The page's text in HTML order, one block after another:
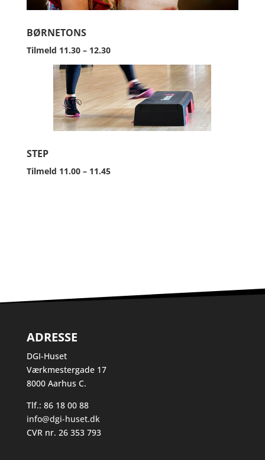
BØRNETONS
Tilmeld 11.30 – 12.30
STEP
Tilmeld 11.00 – 11.45
ADRESSE
DGI-Huset
Værkmestergade 17
8000 Aarhus C.
Tlf.: 86 18 00 88
info@dgi-huset.dk
CVR nr. 26 353 793